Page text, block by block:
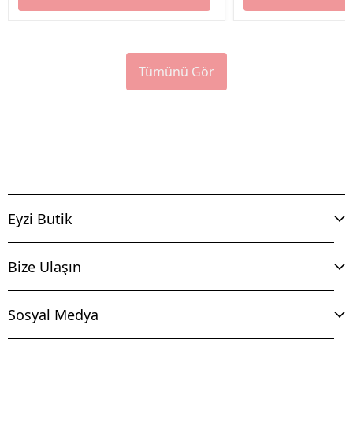
Tümünü Gör
Eyzi Butik
Bize Ulaşın
Sosyal Medya